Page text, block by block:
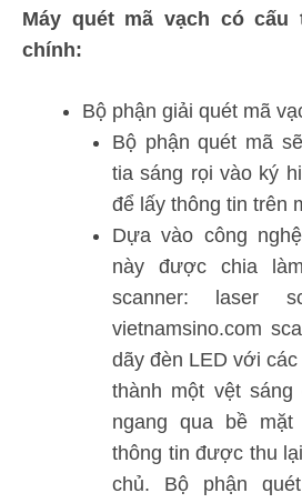
Máy quét mã vạch có cấu
chính:
Bộ phận giải quét mã
Bộ phận quét mã
tia sáng rọi vào ký
để lấy thông tin trên
Dựa vào công
này được chia
scanner: laser
vietnamsino.com
dãy đèn LED với
thành một vệt
ngang qua bề
thông tin được thu
chủ. Bộ phận